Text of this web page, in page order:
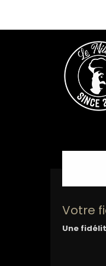
Votre
Une